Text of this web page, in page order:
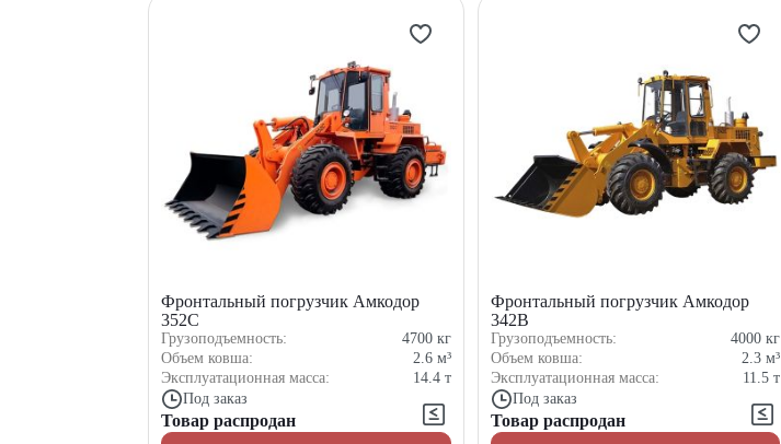
Фронтальный погрузчик Амкодор
352С
Грузоподъемность: 4700 кг
Объем ковша:
2.6 м³
Эксплуатационная масса:
14.4 т
Под заказ
Товар распродан
Фронтальный погрузчик Амкодор
342В
Грузоподъемность: 4000 кг
Объем ковша:
2.3 м³
Эксплуатационная масса:
11.5 т
Под заказ
Товар распродан